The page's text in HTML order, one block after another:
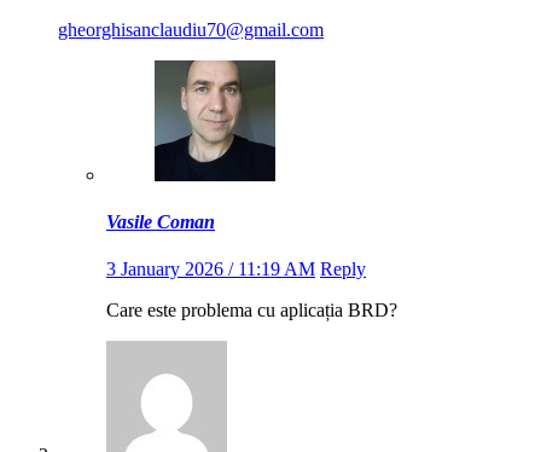
gheorghisanclaudiu70@gmail.com
Vasile Coman
3 January 2026 / 11:19 AM Reply
Care este problema cu aplicația BRD?